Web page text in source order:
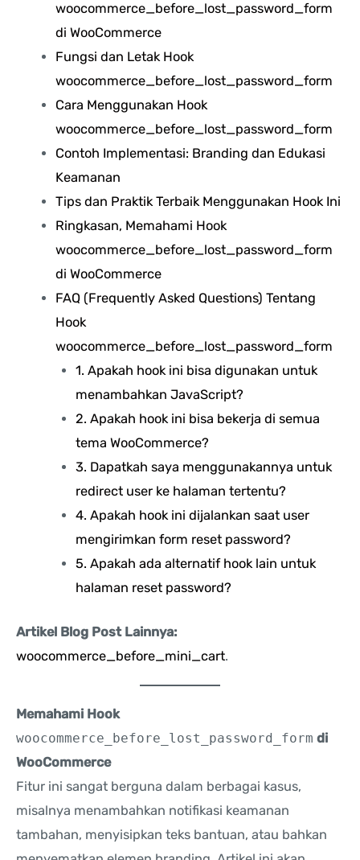
woocommerce_before_lost_password_form
di WooCommerce
Fungsi dan Letak Hook
woocommerce_before_lost_password_form
Cara Menggunakan Hook
woocommerce_before_lost_password_form
Contoh Implementasi: Branding dan Edukasi
Keamanan
Tips dan Praktik Terbaik Menggunakan Hook Ini
Ringkasan, Memahami Hook
woocommerce_before_lost_password_form
di WooCommerce
FAQ (Frequently Asked Questions) Tentang
Hook
woocommerce_before_lost_password_form
1. Apakah hook ini bisa digunakan untuk
menambahkan JavaScript?
2. Apakah hook ini bisa bekerja di semua
tema WooCommerce?
3. Dapatkah saya menggunakannya untuk
redirect user ke halaman tertentu?
4. Apakah hook ini dijalankan saat user
mengirimkan form reset password?
5. Apakah ada alternatif hook lain untuk
halaman reset password?
Artikel Blog Post Lainnya:
woocommerce_before_mini_cart.
Memahami Hook
woocommerce_before_lost_password_form di
WooCommerce
Fitur ini sangat berguna dalam berbagai kasus,
misalnya menambahkan notifikasi keamanan
tambahan, menyisipkan teks bantuan, atau bahkan